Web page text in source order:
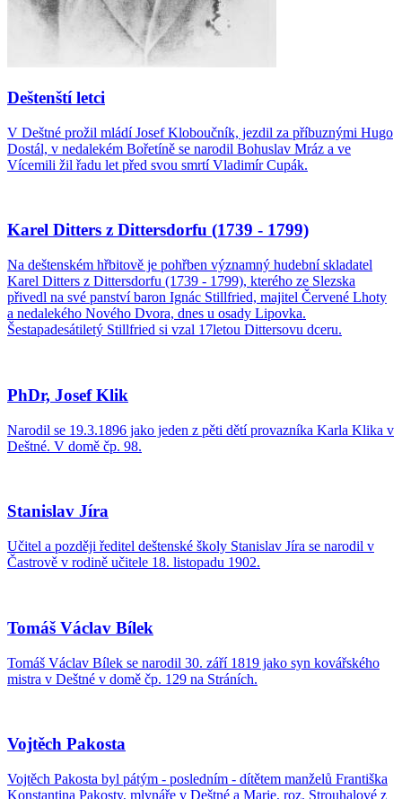
Deštenští letci
V Deštné prožil mládí Josef Kloboučník, jezdil za příbuznými Hugo
Dostál, v nedalekém Bořetíně se narodil Bohuslav Mráz a ve
Vícemili žil řadu let před svou smrtí Vladimír Cupák.
Karel Ditters z Dittersdorfu (1739 - 1799)
Na deštenském hřbitově je pohřben významný hudební skladatel
Karel Ditters z Dittersdorfu (1739 - 1799), kterého ze Slezska
přivedl na své panství baron Ignác Stillfried, majitel Červené Lhoty
a nedalekého Nového Dvora, dnes u osady Lipovka.
Šestapadesátiletý Stillfried si vzal 17letou Dittersovu dceru.
PhDr, Josef Klik
Narodil se 19.3.1896 jako jeden z pěti dětí provazníka Karla Klika v
Deštné. V domě čp. 98.
Stanislav Jíra
Učitel a později ředitel deštenské školy Stanislav Jíra se narodil v
Častrově v rodině učitele 18. listopadu 1902.
Tomáš Václav Bílek
Tomáš Václav Bílek se narodil 30. září 1819 jako syn kovářského
mistra v Deštné v domě čp. 129 na Stráních.
Vojtěch Pakosta
Vojtěch Pakosta byl pátým - posledním - dítětem manželů Františka
Konstantina Pakosty, mlynáře v Deštné a Marie, roz. Strouhalové z